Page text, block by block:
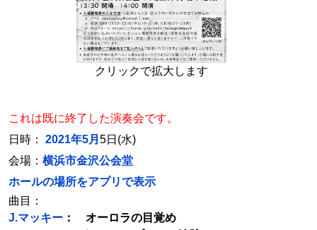
クリックで拡大します
これは既に終了した演奏会です。
日時： 2021年5月 5日(水)
会場： 横浜市金沢公会堂
ホールの場所をアプリで表示
曲目：
J.マッキー ： オーロラの目覚め